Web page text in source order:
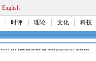
English
时评 理论 文化 科技